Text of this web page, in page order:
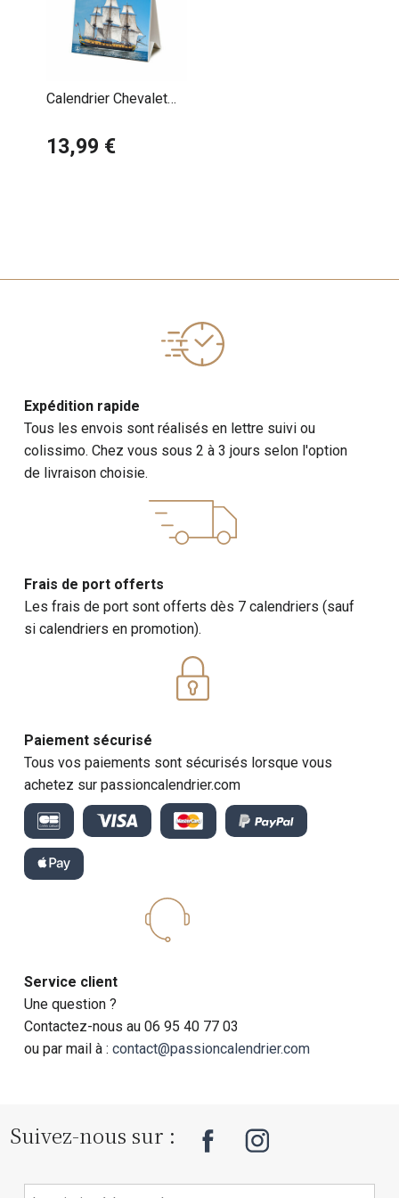
Calendrier Chevalet
L'hermione
13,99 €
Expédition rapide
Tous les envois sont réalisés en lettre suivi ou
colissimo. Chez vous sous 2 à 3 jours selon l'option
de livraison choisie.
Frais de port offerts
Les frais de port sont offerts dès 7 calendriers (sauf
si calendriers en promotion).
Paiement sécurisé
Tous vos paiements sont sécurisés lorsque vous
achetez sur passioncalendrier.com
Service client
Une question ?
Contactez-nous au 06 95 40 77 03
ou par mail à :contact@passioncalendrier.com
Suivez-nous sur :